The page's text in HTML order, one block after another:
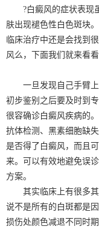
?白癜风的症状表现虽
肤出现褪色性白色斑块
临床治疗中还是会找到
风么，下面我们就来看看
一旦发现自己手臂上
初步鉴别之后要及时到
很容确诊白癜风疾病的
抗体检测、黑素细胞缺
是否得了白癜风，而且
来。可以有效地避免误
方案。
其实临床上有很多其
说不是所有的白斑都是
损伤处颜色减退不同时